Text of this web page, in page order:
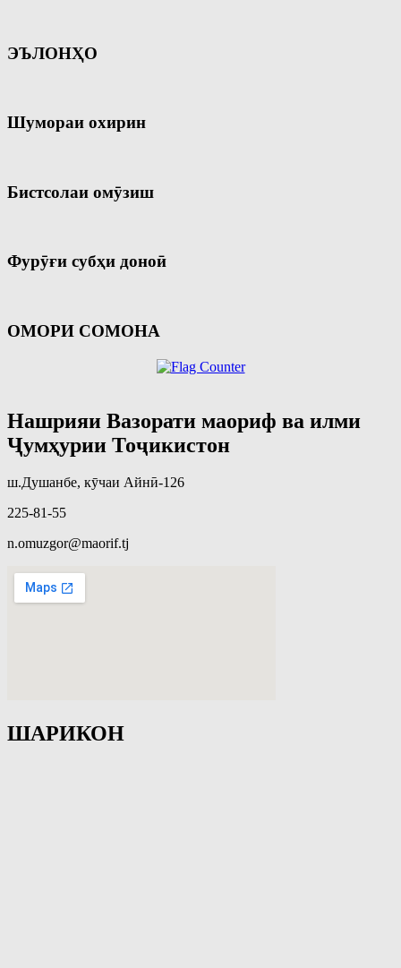
ЭЪЛОНҲО
Шумораи охирин
Бистсолаи омӯзиш
Фурӯғи субҳи доноӣ
ОМОРИ СОМОНА
Нашрияи Вазорати маориф ва илми
Ҷумҳурии Тоҷикистон
ш.Душанбе, кӯчаи Айнӣ-126
225-81-55
n.omuzgor@maorif.tj
ШАРИКОН